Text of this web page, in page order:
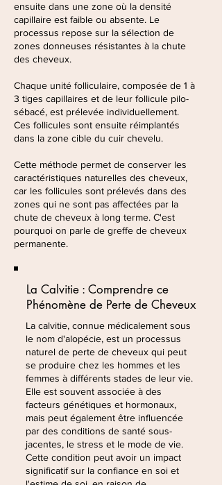
ensuite dans une zone où la densité
capillaire est faible ou absente. Le
processus repose sur la sélection de
zones donneuses résistantes à la chute
des cheveux.
Chaque unité folliculaire, composée de 1 à
3 tiges capillaires et de leur follicule pilo-
sébacé, est prélevée individuellement.
Ces follicules sont ensuite réimplantés
dans la zone cible du cuir chevelu.
Cette méthode permet de conserver les
caractéristiques naturelles des cheveux,
car les follicules sont prélevés dans des
zones qui ne sont pas affectées par la
chute de cheveux à long terme. C'est
pourquoi on parle de greffe de cheveux
permanente.
La Calvitie : Comprendre ce
Phénomène de Perte de Cheveux
La calvitie, connue médicalement sous
le nom d'alopécie, est un processus
naturel de perte de cheveux qui peut
se produire chez les hommes et les
femmes à différents stades de leur vie.
Elle est souvent associée à des
facteurs génétiques et hormonaux,
mais peut également être influencée
par des conditions de santé sous-
jacentes, le stress et le mode de vie.
Cette condition peut avoir un impact
significatif sur la confiance en soi et